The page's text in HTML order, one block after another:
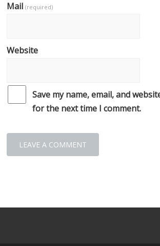
Mail(required)
Website
Save my name, email, and
for the next time I comment.